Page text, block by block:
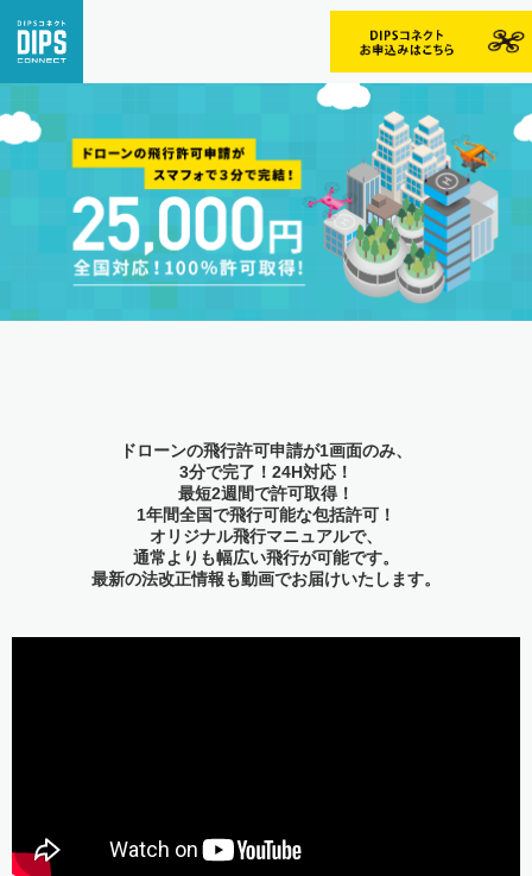
ドローンの飛行許可申請が1画面のみ、
3分で完了！24H対応！
最短2週間で許可取得！
1年間全国で飛行可能な包括許可！
オリジナル飛行マニュアルで、
通常よりも幅広い飛行が可能です。
最新の法改正情報も動画でお届けいたします。